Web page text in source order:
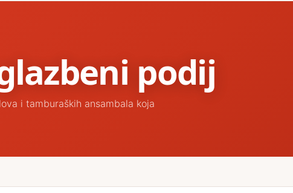
podij
i tamburaških ansambala koja